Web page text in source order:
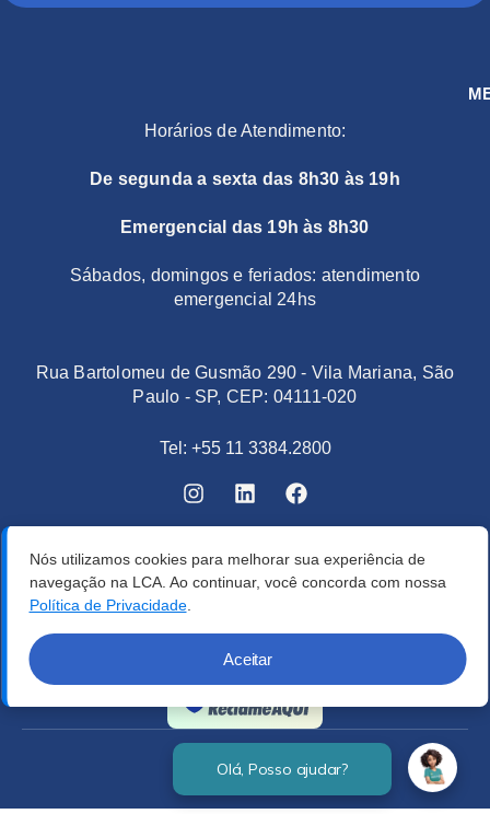
Horários de Atendimento:
De segunda a sexta das 8h30 às 19h
Emergencial das 19h às 8h30
Sábados, domingos e feriados: atendimento
emergencial 24hs
Rua Bartolomeu de Gusmão 290 - Vila Mariana, São
Paulo - SP, CEP: 04111-020
Tel: +55 11 3384.2800
Verificada por
Nós utilizamos cookies para melhorar sua experiência de
navegação na LCA. Ao continuar, você concorda com nossa
Política de Privacidade.
Aceitar